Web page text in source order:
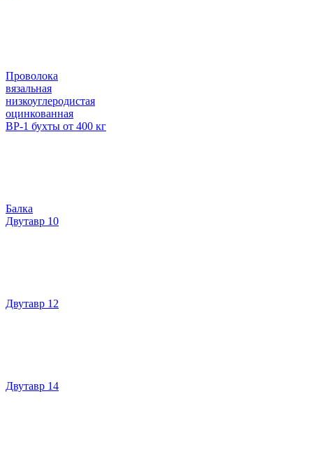
Проволока
вязальная
низкоуглеродистая
оцинкованная
ВР-1 бухты от 400 кг
Балка
Двутавр 10
Двутавр 12
Двутавр 14